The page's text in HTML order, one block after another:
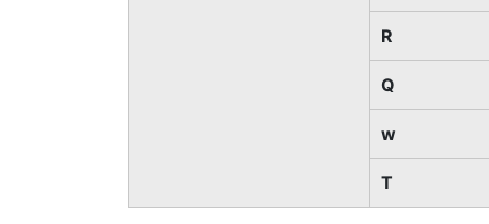
R
Q
w
T